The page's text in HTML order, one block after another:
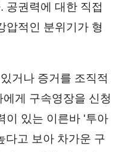
공권력에 대한 직접
압적인 분위기가 형
거나 증거를 조직적
게 구속영장을 신청
이 있는 이른바 '투아
다고 보아 차가운 구